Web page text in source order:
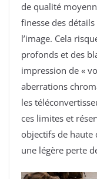
de qualité
finesse des
l’image. Cela
profonds et des
impression de «
aberrations
les
ces limites et
objectifs de haute
une légère perte